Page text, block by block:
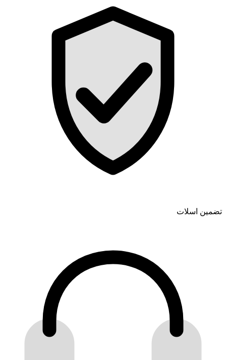
تضمین اسلات